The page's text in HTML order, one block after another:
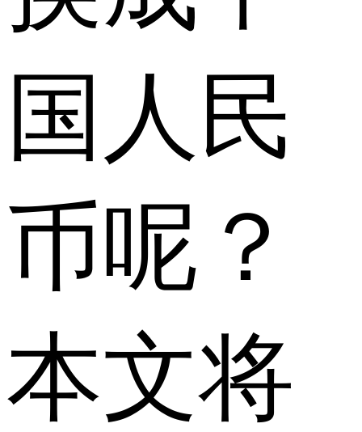
国人民
币呢？
本文将